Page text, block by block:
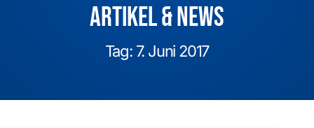
Artikel & News
Tag: 7. Juni 2017